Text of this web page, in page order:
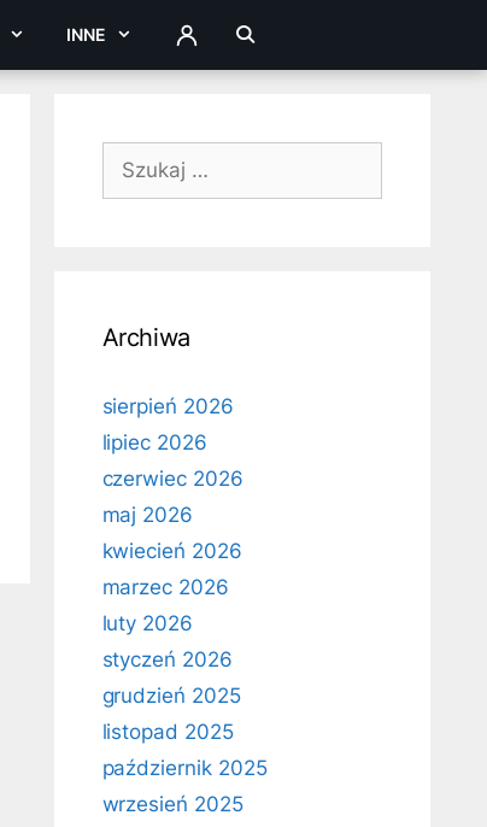
INNE ZALOGUJ
Szukaj:
Archiwa
sierpień 2026
lipiec 2026
czerwiec 2026
maj 2026
kwiecień 2026
marzec 2026
luty 2026
styczeń 2026
grudzień 2025
listopad 2025
październik 2025
wrzesień 2025